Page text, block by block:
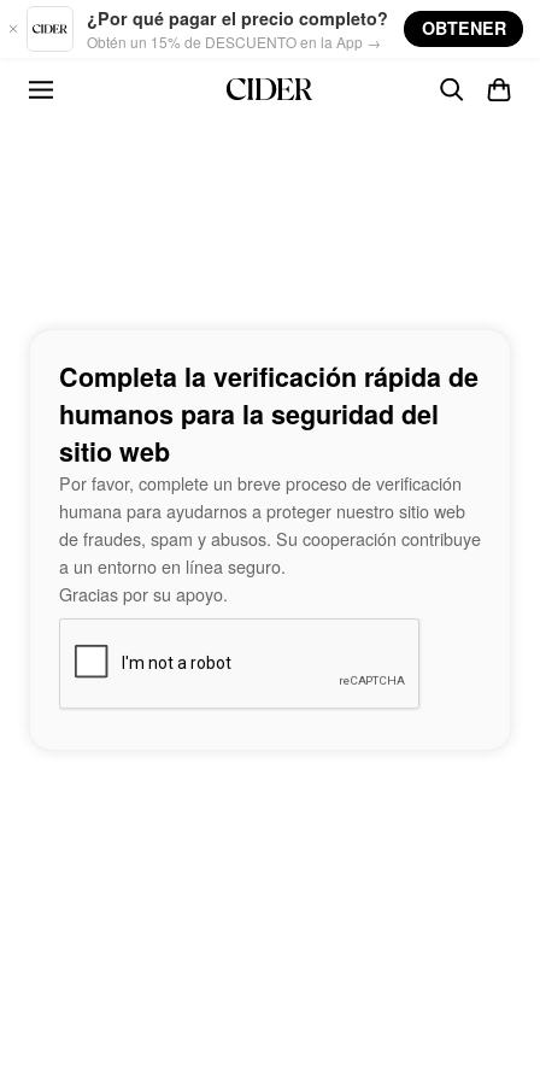
Skip to main content
¿Por qué pagar el precio completo?
Obtén un 15% de DESCUENTO en la App →
OBTENER
Completa la verificación rápida de
humanos para la seguridad del
sitio web
Por favor, complete un breve proceso de verificación
humana para ayudarnos a proteger nuestro sitio web
de fraudes, spam y abusos. Su cooperación contribuye
a un entorno en línea seguro.
Gracias por su apoyo.